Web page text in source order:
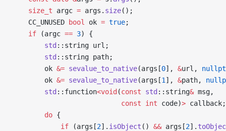
    size_t
argc = args. size();
    CC_UNUSED
bool ok = true;
    if
(argc == 3) {
        std
::string url;
        std
::string path;
        ok
&= sevalue_to_native(args[0], &url,
        ok
&= sevalue_to_native(args[1 ], &path,
        std
::function<void(const std ::string& msg,
                           const
int code)> callback;
        do
{
            if
(args[2]. isObject () && args[2].